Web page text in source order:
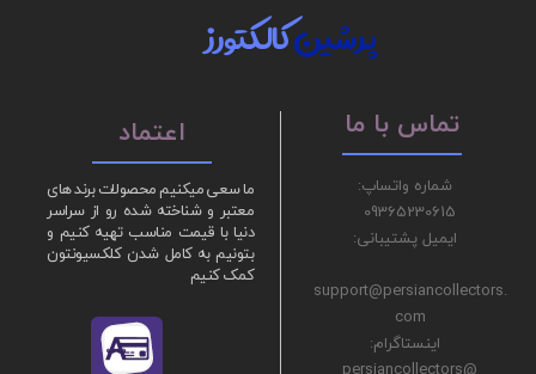
ما سعی میکنیم محصولات برند های
معتبر و شناخته شده رو از سراسر
دنیا با قیمت مناسب تهیه کنیم و
بتونیم به کامل شدن کلکسیونتون
کمک کنیم
پرشینکالکتورز
شماره واتساپ:
09365230615
ایمیل پشتیبانی:
support@persiancollectors.
com
اینستاگرام:
تماس با ما اعتماد